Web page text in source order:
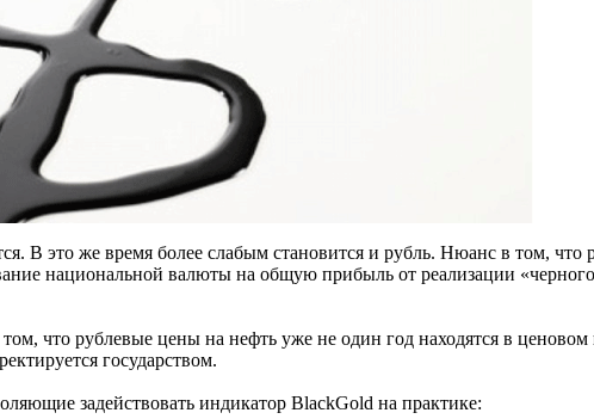
В это же время более слабым становится и рубль. Нюанс в том, что
национальной валюты на общую прибыль от реализации «черного
что рублевые цены на нефть уже не один год находятся в ценовом
государством.
задействовать индикатор BlackGold на практике: